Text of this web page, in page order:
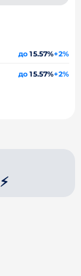
до 15.57%+2%
до 15.57%+2%
⚡